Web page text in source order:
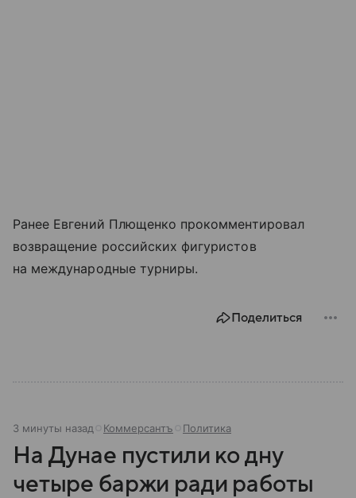
Ранее Евгений Плющенко прокомментировал
возвращение российских фигуристов
на международные турниры.
Поделиться
3 минуты назад Коммерсантъ Политика
На Дунае пустили ко дну
четыре баржи ради работы